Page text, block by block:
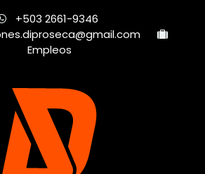
+503 2661-9346
Empleos